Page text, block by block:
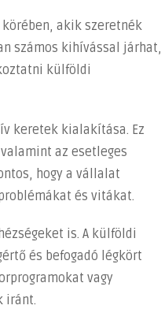
akik szeretnék
számos kihívással járhat,
külföldi
keretek kialakítása. Ez
az esetleges
hogy a vállalat
és vitákat.
is. A külföldi
és befogadó légkört
vagy
iránt.